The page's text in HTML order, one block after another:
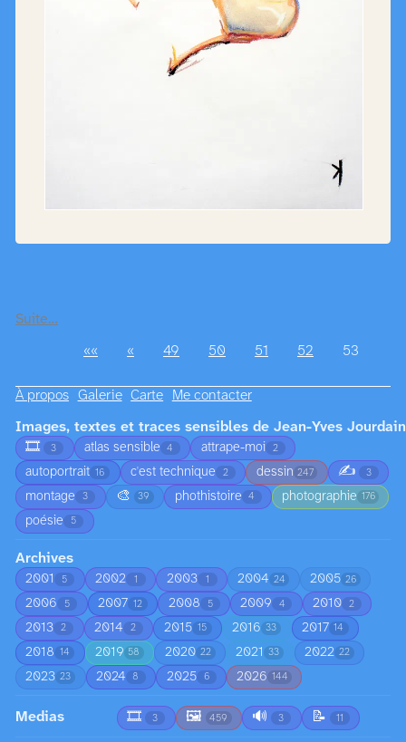
Suite…
«« « 49 50 51 52 53
À propos Galerie Carte Me contacter
Images, textes et traces sensibles de Jean-Yves Jourdain
🎞️
3 atlas sensible 4 attrape-moi 2
autoportrait 16 c'est technique 2 dessin 247 ✍️ 3
montage 3 🎨 39 phothistoire 4 photographie 176
poésie 5
Archives
2001 5 2002 1 2003 1 2004 24 2005 26
2006 5 2007 12 2008 5 2009 4 2010 2
2013 2 2014 2 2015 15 2016 33 2017 14
2018 14 2019 58 2020 22 2021 33 2022 22
2023 23 2024 8 2025 6 2026 144
Medias 🎞️ 3 🖼️ 459 🔊 3 📝 11